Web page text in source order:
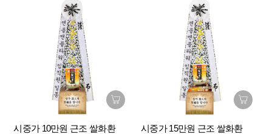
시중가 10만원 근조 쌀화환
시중가 15만원 근조 쌀화환